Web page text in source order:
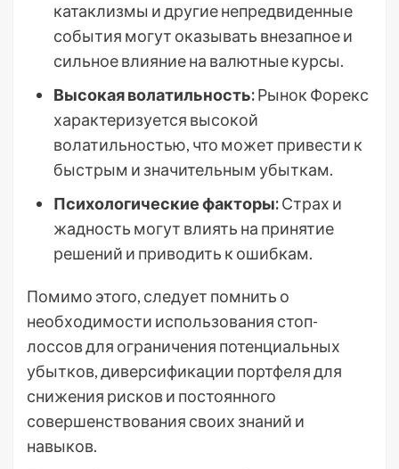
катаклизмы и другие непредвиденные
события могут оказывать внезапное и
сильное влияние на валютные курсы.
Высокая волатильность:Рынок Форекс
характеризуется высокой
волатильностью, что может привести к
быстрым и значительным убыткам.
Психологические факторы:Страх и
жадность могут влиять на принятие
решений и приводить к ошибкам.
Помимо этого, следует помнить о
необходимости использования стоп-
лоссов для ограничения потенциальных
убытков, диверсификации портфеля для
снижения рисков и постоянного
совершенствования своих знаний и
навыков.